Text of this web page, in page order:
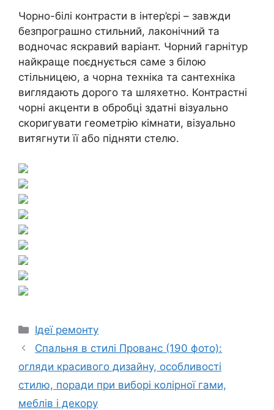
Чорно-білі контрасти в інтер’єрі – завжди
безпрограшно стильний, лаконічний та
водночас яскравий варіант. Чорний гарнітур
найкраще поєднується саме з білою
стільницею, а чорна техніка та сантехніка
виглядають дорого та шляхетно. Контрастні
чорні акценти в обробці здатні візуально
скоригувати геометрію кімнати, візуально
витягнути її або підняти стелю.
Категорії
Ідеї ремонту
Спальня в стилі Прованс (190 фото):
огляди красивого дизайну, особливості
стилю, поради при виборі колірної гами,
меблів і декору